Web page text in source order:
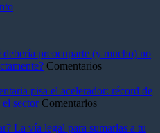
preocuparte (y mucho) no
Comentarios
pisa el acelerador: récord de
sector Comentarios
La vía legal para sumarlas a tu